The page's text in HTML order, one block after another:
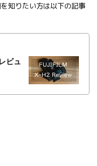
知りたい方は以下の記事
ビュ